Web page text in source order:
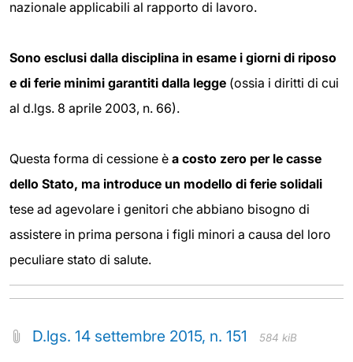
nazionale applicabili al rapporto di lavoro.
Sono esclusi dalla disciplina in esame i giorni di riposo
e di ferie minimi garantiti dalla legge (ossia i diritti di cui
al d.lgs. 8 aprile 2003, n. 66).
Questa forma di cessione è a costo zero per le casse
dello Stato, ma introduce un modello di ferie solidali
tese ad agevolare i genitori che abbiano bisogno di
assistere in prima persona i figli minori a causa del loro
peculiare stato di salute.
D.lgs. 14 settembre 2015, n. 151 584 kiB